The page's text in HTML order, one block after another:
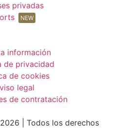
privadas
NEW
información
de privacidad
de cookies
legal
de contratación
| Todos los derechos